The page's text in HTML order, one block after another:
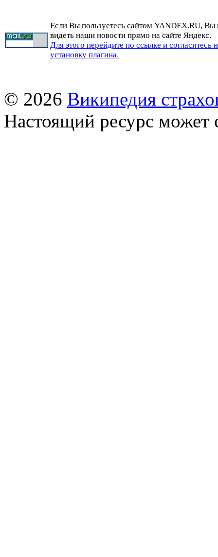
Если Вы пользуетесь сайтом YANDEX.RU, Вы
видеть наши новости прямо на сайте Яндекс.
Для этого перейдите по ссылке и согласитесь
установку плагина.
© 2026 Википедия
Настоящий ресурс может